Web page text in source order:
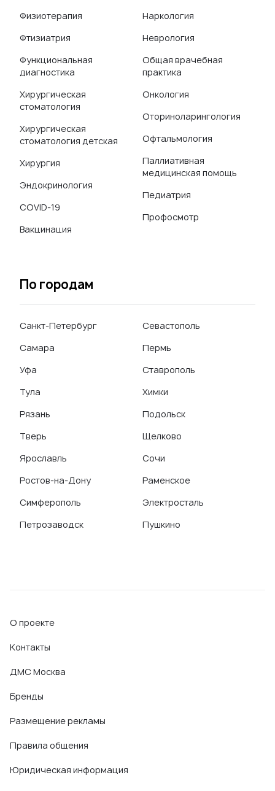
Физиотерапия
Фтизиатрия
Функциональная
диагностика
Хирургическая
стоматология
Хирургическая
стоматология детская
Хирургия
Эндокринология
COVID-19
Вакцинация
Наркология
Неврология
Общая врачебная
практика
Онкология
Оториноларингология
Офтальмология
Паллиативная
медицинская помощь
Педиатрия
Профосмотр
По городам
Санкт-Петербург
Самара
Уфа
Тула
Рязань
Тверь
Ярославль
Ростов-на-Дону
Симферополь
Петрозаводск
Севастополь
Пермь
Ставрополь
Химки
Подольск
Щелково
Сочи
Раменское
Электросталь
Пушкино
О проекте
Контакты
ДМС Москва
Бренды
Размещение рекламы
Правила общения
Юридическая информация